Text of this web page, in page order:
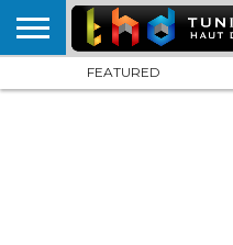
HOME
L’ACTUTHD
EN
PODCASTS
TEST
COMPARATIF
CARTE DE
CONTACT
FEATURED